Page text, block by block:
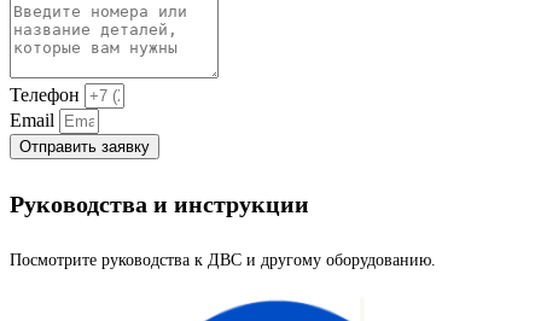
Телефон
Email
Отправить заявку
Руководства и инструкции
Посмотрите руководства к ДВС и другому оборудованию.